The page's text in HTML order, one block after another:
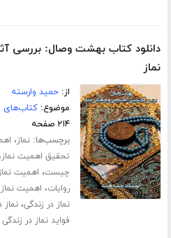
دانلود کتاب بهشت وصال: بررسی
نماز
از:حمید وارسته
موضوع:کتاب‌های
۲۱۴ صفحه
برچسب‌ها:نماز،
تحقیق اهمیت نماز،
چیست، اهمیت
روایات، اهمیت نماز
نماز در زندگی،
فواید نماز در زندگی